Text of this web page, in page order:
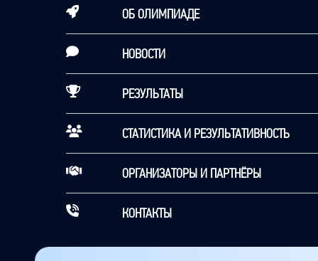
ОБ ОЛИМПИАДЕ
НОВОСТИ
РЕЗУЛЬТАТЫ
СТАТИСТИКА И РЕЗУЛЬТАТИВНОСТЬ
ОРГАНИЗАТОРЫ И ПАРТНЁРЫ
КОНТАКТЫ